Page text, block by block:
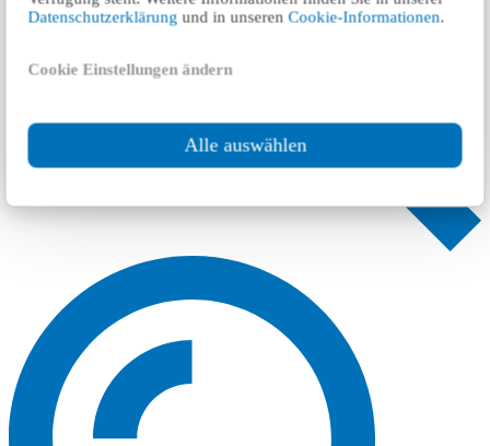
Datenschutzerklärung und in unserenCookie-Informationen.
Cookie Einstellungen ändern
Alle auswählen